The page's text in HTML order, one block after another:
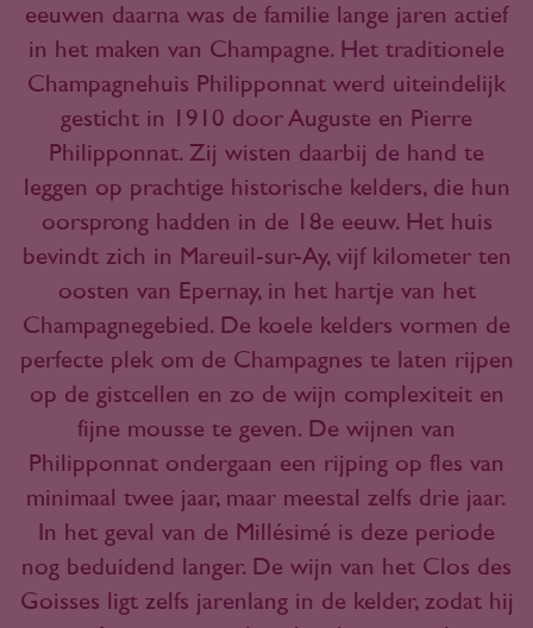
eeuwen daarna was de familie lange jaren actief
in het maken van Champagne. Het traditionele
Champagnehuis Philipponnat werd uiteindelijk
gesticht in 1910 door Auguste en Pierre
Philipponnat. Zij wisten daarbij de hand te
leggen op prachtige historische kelders, die hun
oorsprong hadden in de 18e eeuw. Het huis
bevindt zich in Mareuil-sur-Ay, vijf kilometer ten
oosten van Epernay, in het hartje van het
Champagnegebied. De koele kelders vormen de
perfecte plek om de Champagnes te laten rijpen
op de gistcellen en zo de wijn complexiteit en
fijne mousse te geven. De wijnen van
Philipponnat ondergaan een rijping op fles van
minimaal twee jaar, maar meestal zelfs drie jaar.
In het geval van de Millésimé is deze periode
nog beduidend langer. De wijn van het Clos des
Goisses ligt zelfs jarenlang in de kelder, zodat hij